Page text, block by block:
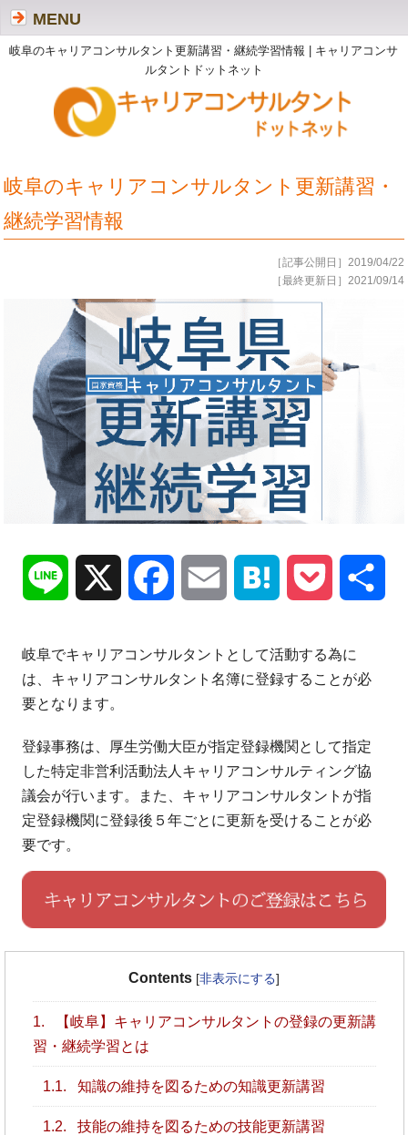
岐阜のキャリアコンサルタント更新講習・継続学習情報 | キャリアコンサ
ルタントドットネット
MENU
岐阜のキャリアコンサルタント更新講習・
継続学習情報
［記事公開日］2019/04/22
［最終更新日］2021/09/14
Line Facebook Email Hatena Pocket
岐阜でキャリアコンサルタントとして活動する為に
は、キャリアコンサルタント名簿に登録することが必
要となります。
登録事務は、厚生労働大臣が指定登録機関として指定
した特定非営利活動法人キャリアコンサルティング協
議会が行います。また、キャリアコンサルタントが指
定登録機関に登録後５年ごとに更新を受けることが必
要です。
Contents [非表示にする]
1.
【岐阜】キャリアコンサルタントの登録の更新講
習・継続学習とは
1.1. 知識の維持を図るための知識更新講習
1.2. 技能の維持を図るための技能更新講習